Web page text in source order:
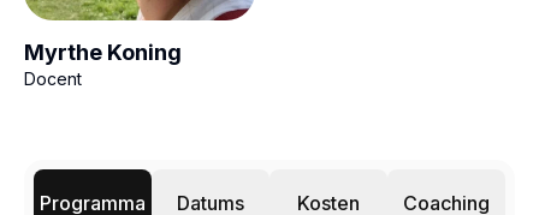
Myrthe Koning
Docent
Programma Datums Kosten Coaching